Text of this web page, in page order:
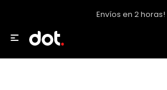
Envíos en 2 horas!
